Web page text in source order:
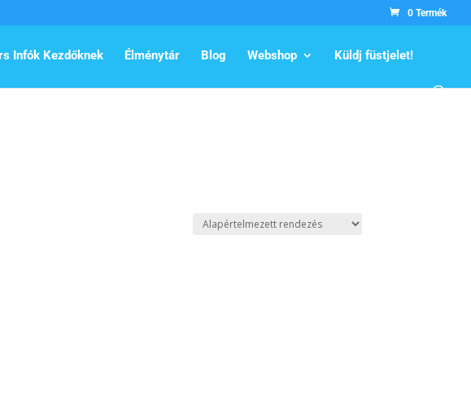
0 Termék
Infók Kezdőknek Élménytár Blog Webshop Küldj füstjelet!